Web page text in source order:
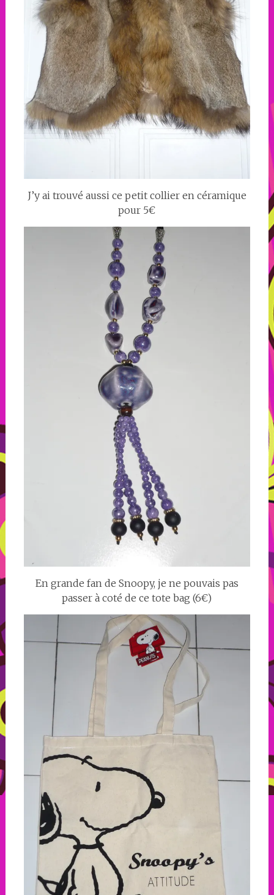
J’y ai trouvé aussi ce petit collier en céramique
pour 5€
En grande fan de Snoopy, je ne pouvais pas
passer à coté de ce tote bag (6€)